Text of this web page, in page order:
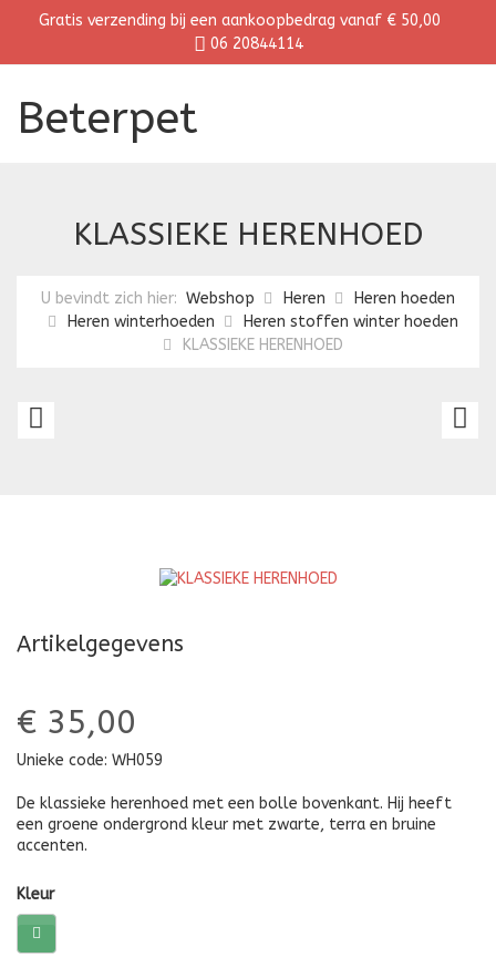
Gratis verzending bij een aankoopbedrag vanaf € 50,00
06 20844114
Beterpet
KLASSIEKE HERENHOED
U bevindt zich hier: Webshop Heren
Heren hoeden
Heren winterhoeden
Heren stoffen winter hoeden
KLASSIEKE HERENHOED
Artikelgegevens
€ 35,00
Unieke code: WH059
De klassieke herenhoed met een bolle bovenkant. Hij heeft
een groene ondergrond kleur met zwarte, terra en bruine
accenten.
Kleur